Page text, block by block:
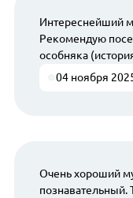
Интереснейший
Рекомендую
особняка
04 ноября
Очень хороший
познавательный.